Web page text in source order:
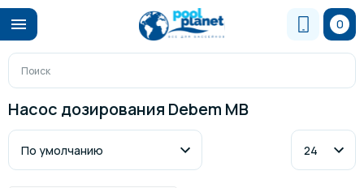
0
Насос дозирования Debem MB